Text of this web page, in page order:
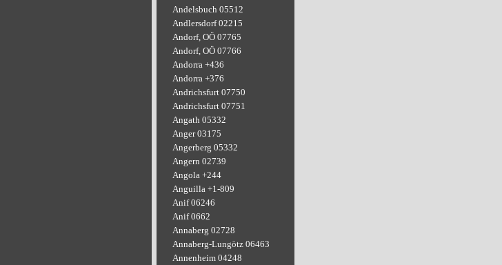
Andelsbuch 05512
Andlersdorf 02215
Andorf, OÖ 07765
Andorf, OÖ 07766
Andorra +436
Andorra +376
Andrichsfurt 07750
Andrichsfurt 07751
Angath 05332
Anger 03175
Angerberg 05332
Angern 02739
Angola +244
Anguilla +1-809
Anif 06246
Anif 0662
Annaberg 02728
Annaberg-Lungötz 06463
Annenheim 04248